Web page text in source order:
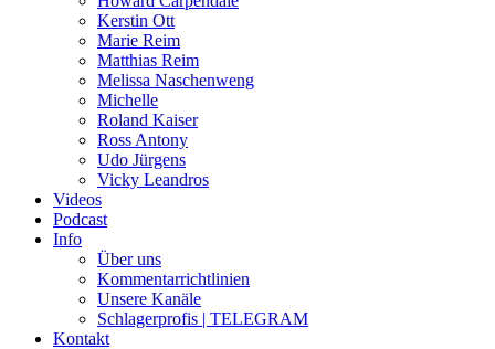
Kerstin Ott
Marie Reim
Matthias Reim
Melissa Naschenweng
Michelle
Roland Kaiser
Ross Antony
Udo Jürgens
Vicky Leandros
Videos
Podcast
Info
Über uns
Kommentarrichtlinien
Unsere Kanäle
Schlagerprofis | TELEGRAM
Kontakt